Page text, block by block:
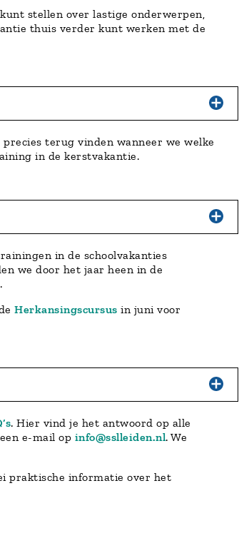
stellen over lastige onderwerpen,
thuis verder kunt werken met de
precies terug vinden wanneer we welke
in de kerstvakantie.
in de schoolvakanties
we door het jaar heen in de
.
Herkansingscursus in juni voor
. Hier vind je het antwoord op alle
e-mail op info@sslleiden.nl. We
praktische informatie over het